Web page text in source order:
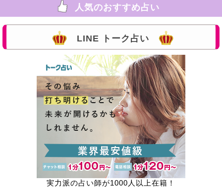
人気のおすすめ占い
LINE トーク占い
実力派の占い師が1000人以上在籍！